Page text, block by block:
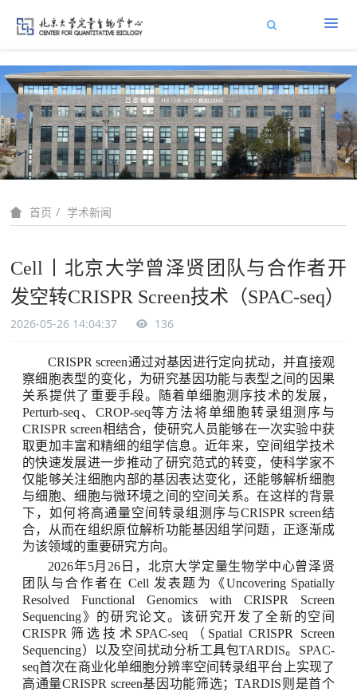
首页 学术新闻
Cell丨北京大学曾泽贤团队与合作者开
发空转CRISPR Screen技术（SPAC-seq）
2026-05-26 14:04:37 136
CRISPR screen通过对基因进行定向扰动，并直接观
察细胞表型的变化，为研究基因功能与表型之间的因果
关系提供了重要手段。随着单细胞测序技术的发展，
Perturb-seq 、 CROP-seq等方法将单细胞转录组测序与
CRISPR screen相结合，使研究人员能够在一次实验中获
取更加丰富和精细的组学信息。近年来，空间组学技术
的快速发展进一步推动了研究范式的转变，使科学家不
仅能够关注细胞内部的基因表达变化，还能够解析细胞
与细胞、细胞与微环境之间的空间关系。在这样的背景
下，如何将高通量空间转录组测序与CRISPR screen结
合，从而在组织原位解析功能基因组学问题，正逐渐成
为该领域的重要研究方向。
2026年5月 26 日，北京大学定量生物学中心曾泽贤
团队 与合作者在 Cell 发表题为《Uncovering Spatially
Resolved Functional Genomics with CRISPR Screen
Sequencing》的研究论文。该研究开发了全新的空间
CRISPR 筛选技术 SPAC-seq （ Spatial CRISPR Screen
Sequencing）以及空间扰动分析工具包TARDIS。 SPAC-
seq首次在商业化单细胞分辨率空间转录组平台上实现了
高通量CRISPR screen基因功能筛选；TARDIS则是首个